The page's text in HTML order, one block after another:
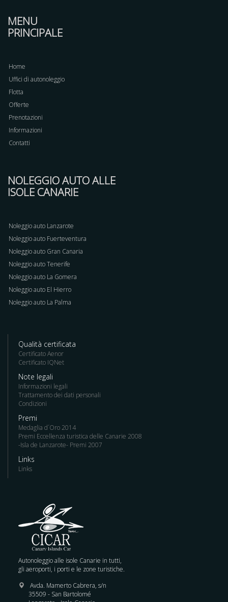
MENU
PRINCIPALE
Home
Uffici di autonoleggio
Flotta
Offerte
Prenotazioni
Informazioni
Contatti
NOLEGGIO AUTO ALLE
ISOLE CANARIE
Noleggio auto Lanzarote
Noleggio auto Fuerteventura
Noleggio auto Gran Canaria
Noleggio auto Tenerife
Noleggio auto La Gomera
Noleggio auto El Hierro
Noleggio auto La Palma
Qualità certificata
Certificato Aenor
Certificato IQNet
Note legali
Informazioni legali
Trattamento dei dati personali
Condizioni
Premi
Medaglia d´Oro 2014
Premi Eccellenza turistica delle Canarie 2008
-Isla de Lanzarote- Premi 2007
Links
Links
Autonoleggio alle isole Canarie in tutti,
gli aeroporti, i porti e le zone turistiche.
Avda. Mamerto Cabrera, s/n
35509 - San Bartolomé